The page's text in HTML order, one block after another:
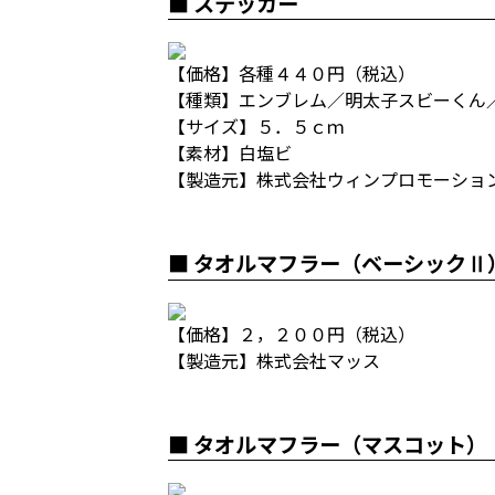
【価格】各種４４０円（税込）
【種類】エンブレム／明太子スビーくん
【サイズ】５．５ｃｍ
【素材】白塩ビ
【製造元】株式会社ウィンプロモーショ
■ タオルマフラー（ベーシックⅡ）
【価格】２，２００円（税込）
【製造元】株式会社マッス
■ タオルマフラー（マスコット）